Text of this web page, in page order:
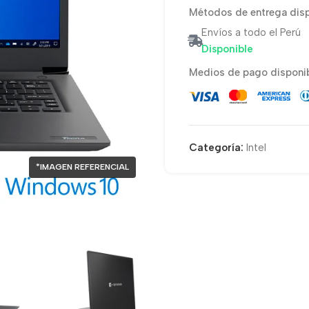
*IMAGEN REFERENCIAL
Métodos de entrega
Envíos a todo el Perú
Disponible
Medios de pago
Categoría: Intel